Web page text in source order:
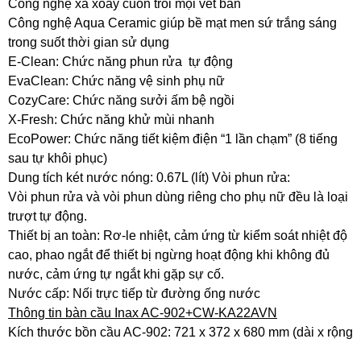
Công nghệ xả xoáy cuốn trôi mọi vết bẩn
Công nghệ Aqua Ceramic giúp bề mạt men sứ trắng sáng
trong suốt thời gian sử dụng
E-Clean: Chức năng phun rửa tự động
EvaClean: Chức năng vệ sinh phụ nữ
CozyCare: Chức năng sưởi ấm bệ ngồi
X-Fresh: Chức năng khử mùi nhanh
EcoPower: Chức năng tiết kiệm điện “1 lần chạm” (8 tiếng
sau tự khôi phục)
Dung tích két nước nóng: 0.67L (lít) Vòi phun rửa:
Vòi phun rửa và vòi phun dùng riêng cho phụ nữ đều là loại
trượt tự động.
Thiết bị an toàn: Rơ-le nhiệt, cảm ứng từ kiểm soát nhiệt độ
cao, phao ngắt để thiết bị ngừng hoạt động khi không đủ
nước, cảm ứng tự ngắt khi gặp sự cố.
Nước cấp: Nối trực tiếp từ đường ống nước
Thông tin bàn cầu Inax AC-902+CW-KA22AVN
Kích thước bồn cầu AC-902: 721 x 372 x 680 mm (dài x rộng